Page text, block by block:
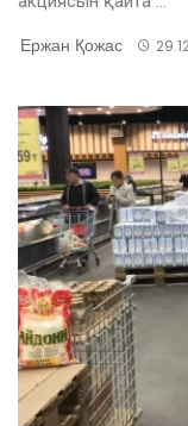
Ержан Қожас